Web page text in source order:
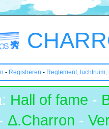
- Registreren - Reglement,
Hall of fame -
Δ.Charron -